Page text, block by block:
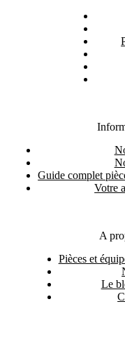
Guide complet
Votre
A
Pièces et
Le